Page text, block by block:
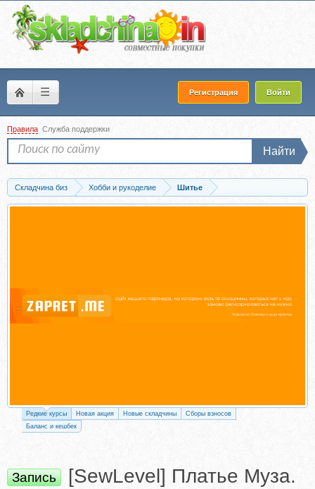
☰ Регистрация Войти
Правила Служба поддержки
Найти
Складчина биз Хобби и рукоделие
Шитье
Запись [SewLevel] Платье Муза. Размер 40-48. Рост 167-172
Редкие курсы Новая акция Новые складчины
Сборы взносов
Баланс и кешбек
Запись
[SewLevel] Платье Муза.